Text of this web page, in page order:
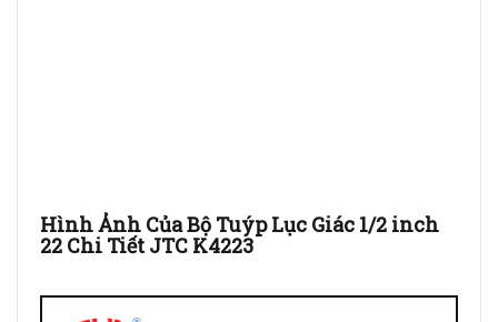
Hình Ảnh Của Bộ Tuýp Lục Giác 1/2 inch
22 Chi Tiết JTC K4223